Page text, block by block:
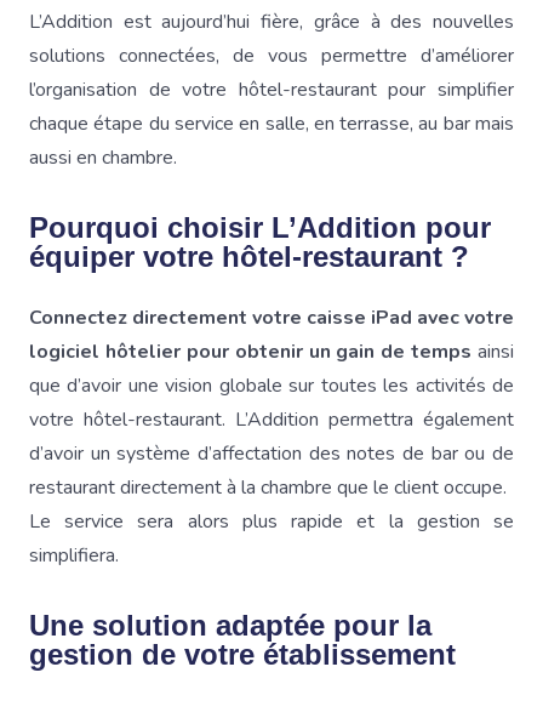
L’Addition est aujourd’hui fière, grâce à des nouvelles
solutions connectées, de vous permettre d’améliorer
l’organisation de votre hôtel-restaurant pour simplifier
chaque étape du service en salle, en terrasse, au bar mais
aussi en chambre.
Pourquoi choisir L’Addition pour
équiper votre hôtel-restaurant ?
Connectez directement votre caisse iPad avec votre
logiciel hôtelier pour obtenir un gain de temps ainsi
que d’avoir une vision globale sur toutes les activités de
votre hôtel-restaurant. L’Addition permettra également
d’avoir un système d’affectation des notes de bar ou de
restaurant directement à la chambre que le client occupe.
Le service sera alors plus rapide et la gestion se
simplifiera.
Une solution adaptée pour la
gestion de votre établissement